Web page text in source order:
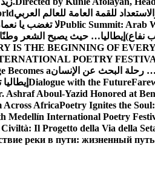
للقمة العامة للعالم العربي
Public Summit: Arabلا تغضب يا
نفاع) إيطاليا… حيث يصبح الشعر وطنًا
IS THE BEGINNING OF
POETRY
رحلة البحث عن الإنسانBecomes a
Dialogue with the Future
Ashraf Aboul-Yazid Honored at
Across AfricaPoetry Ignites the
Medellín International Poetry
Il Progetto della Via della
реки в пути: жизненный